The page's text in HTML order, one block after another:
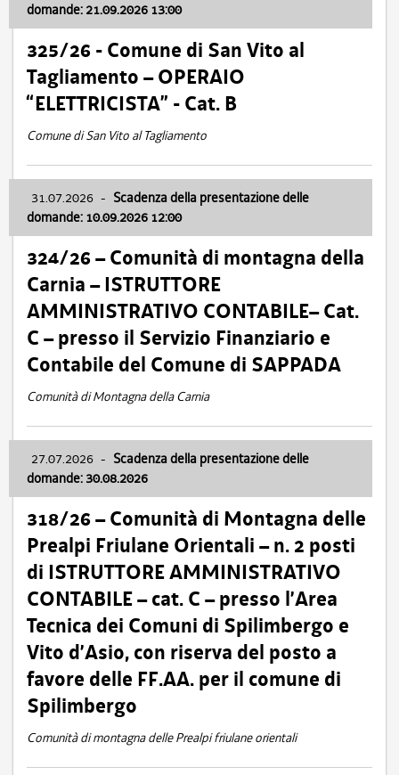
domande: 21.09.2026 13:00
325/26 - Comune di San Vito al
Tagliamento – OPERAIO
“ELETTRICISTA” - Cat. B
Comune di San Vito al Tagliamento
31.07.2026 - Scadenza della presentazione delle
domande: 10.09.2026 12:00
324/26 – Comunità di montagna della
Carnia – ISTRUTTORE
AMMINISTRATIVO CONTABILE– Cat.
C – presso il Servizio Finanziario e
Contabile del Comune di SAPPADA
Comunità di Montagna della Carnia
27.07.2026 - Scadenza della presentazione delle
domande: 30.08.2026
318/26 – Comunità di Montagna delle
Prealpi Friulane Orientali – n. 2 posti
di ISTRUTTORE AMMINISTRATIVO
CONTABILE – cat. C – presso l’Area
Tecnica dei Comuni di Spilimbergo e
Vito d’Asio, con riserva del posto a
favore delle FF.AA. per il comune di
Spilimbergo
Comunità di montagna delle Prealpi friulane orientali